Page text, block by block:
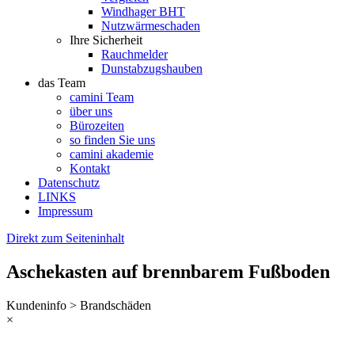
Windhager BHT
Nutzwärmeschaden
Ihre Sicherheit
Rauchmelder
Dunstabzugshauben
das Team
camini Team
über uns
Bürozeiten
so finden Sie uns
camini akademie
Kontakt
Datenschutz
LINKS
Impressum
Direkt zum Seiteninhalt
Aschekasten auf brennbarem Fußboden
Kundeninfo > Brandschäden
×